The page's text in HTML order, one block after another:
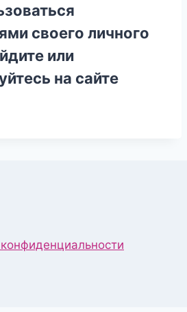
своего личного
или
на сайте